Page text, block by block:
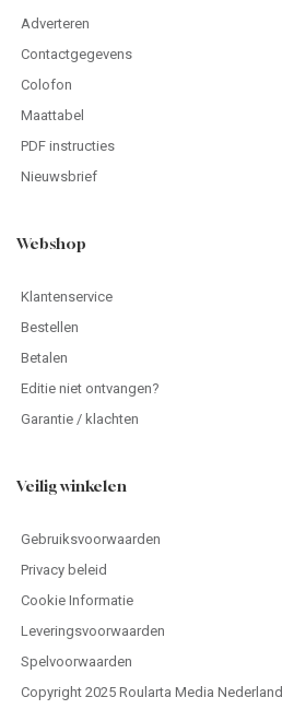
Adverteren
Contactgegevens
Colofon
Maattabel
PDF instructies
Nieuwsbrief
Webshop
Klantenservice
Bestellen
Betalen
Editie niet ontvangen?
Garantie / klachten
Veilig winkelen
Gebruiksvoorwaarden
Privacy beleid
Cookie Informatie
Leveringsvoorwaarden
Spelvoorwaarden
Copyright 2025 Roularta Media Nederland